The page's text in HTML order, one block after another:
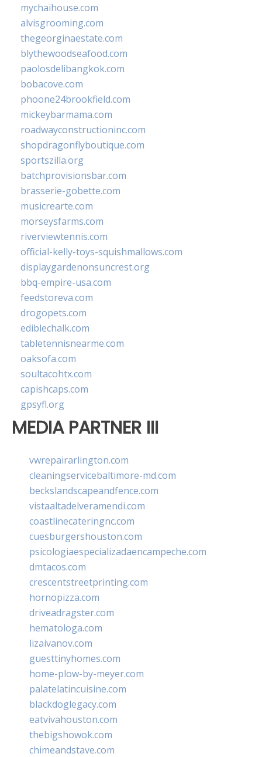
mychaihouse.com
alvisgrooming.com
thegeorginaestate.com
blythewoodseafood.com
paolosdelibangkok.com
bobacove.com
phoone24brookfield.com
mickeybarmama.com
roadwayconstructioninc.com
shopdragonflyboutique.com
sportszilla.org
batchprovisionsbar.com
brasserie-gobette.com
musicrearte.com
morseysfarms.com
riverviewtennis.com
official-kelly-toys-squishmallows.com
displaygardenonsuncrest.org
bbq-empire-usa.com
feedstoreva.com
drogopets.com
ediblechalk.com
tabletennisnearme.com
oaksofa.com
soultacohtx.com
capishcaps.com
gpsyfl.org
MEDIA PARTNER III
vwrepairarlington.com
cleaningservicebaltimore-md.com
beckslandscapeandfence.com
vistaaltadelveramendi.com
coastlinecateringnc.com
cuesburgershouston.com
psicologiaespecializadaencampeche.com
dmtacos.com
crescentstreetprinting.com
hornopizza.com
driveadragster.com
hematologa.com
lizaivanov.com
guesttinyhomes.com
home-plow-by-meyer.com
palatelatincuisine.com
blackdoglegacy.com
eatvivahouston.com
thebigshowok.com
chimeandstave.com